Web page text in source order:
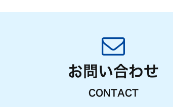
お問い合わせ
CONTACT